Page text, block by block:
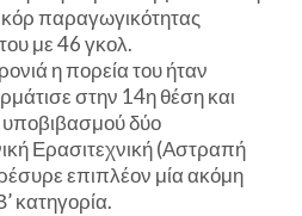
παραγωγικότητας
με 46 γκολ.
η πορεία του ήταν
στην 14η θέση και
υποβιβασμού δύο
Ερασιτεχνική (Αστραπή
επιπλέον μία ακόμη
κατηγορία.